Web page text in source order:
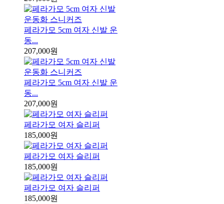
페라가모 5cm 여자 신발 운
동...
207,000원
페라가모 5cm 여자 신발 운
동...
207,000원
페라가모 여자 슬리퍼
185,000원
페라가모 여자 슬리퍼
185,000원
페라가모 여자 슬리퍼
185,000원